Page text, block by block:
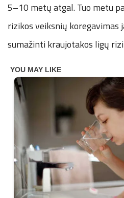
5–10 metų atgal. Tuo metu
rizikos veiksnių koregavimas
sumažinti kraujotakos ligų